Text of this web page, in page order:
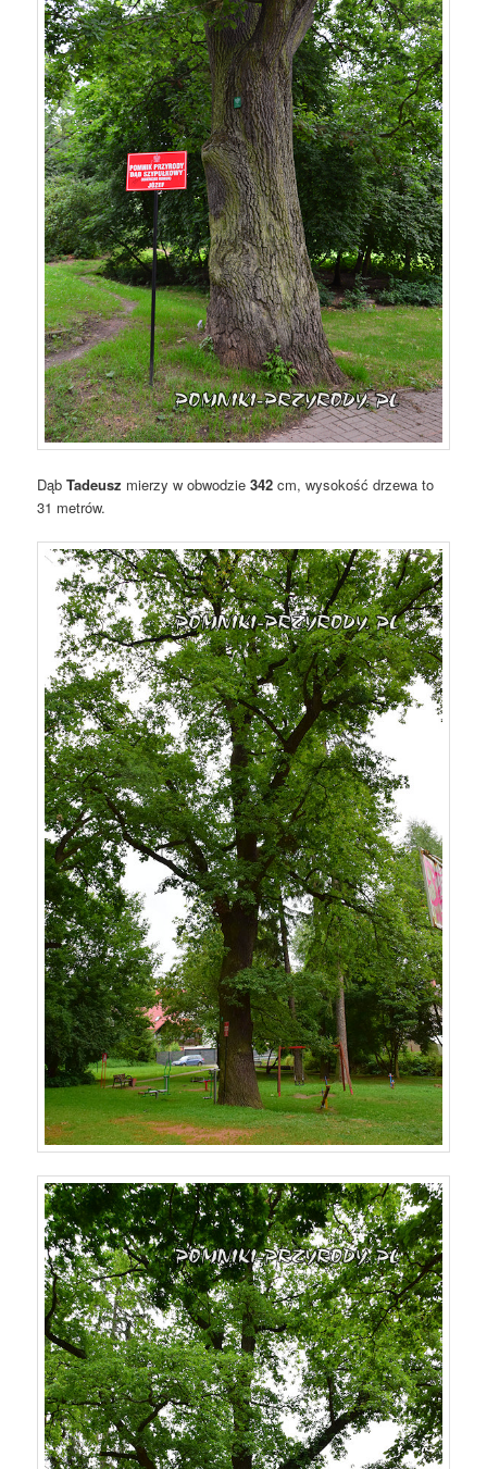
DąbTadeusz mierzy w obwodzie342 cm, wysokość drzewa to
31 metrów.